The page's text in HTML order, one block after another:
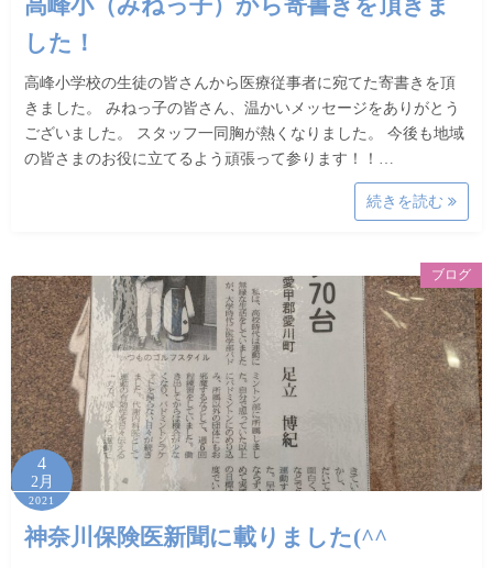
高峰小（みねっ子）から寄書きを頂きま
した！
高峰小学校の生徒の皆さんから医療従事者に宛てた寄書きを頂
きました。 みねっ子の皆さん、温かいメッセージをありがとう
ございました。 スタッフ一同胸が熱くなりました。 今後も地域
の皆さまのお役に立てるよう頑張って参ります！！…
続きを読む
ブログ
4
2月
2021
神奈川保険医新聞に載りました(^^